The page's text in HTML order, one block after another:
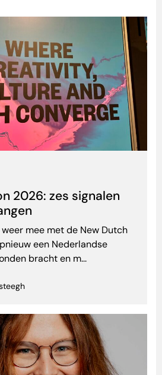
2026: zes signalen
mee met de New Dutch
een Nederlandse
bracht en m...